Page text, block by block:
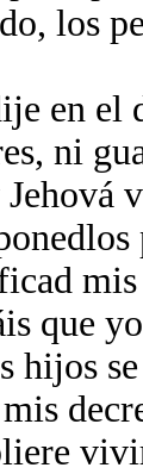
los
en el
ni
que
hijos